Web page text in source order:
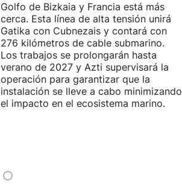
Golfo de Bizkaia y Francia está más
cerca. Esta línea de alta tensión unirá
Gatika con Cubnezais y contará con
276 kilómetros de cable submarino.
Los trabajos se prolongarán hasta
verano de 2027 y Azti supervisará la
operación para garantizar que la
instalación se lleve a cabo minimizando
el impacto en el ecosistema marino.